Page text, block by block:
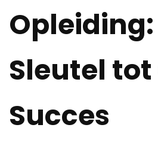
Opleiding:
Sleutel
Succes